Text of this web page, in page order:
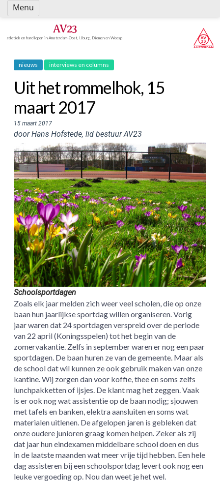
Spring
naar
AV23
atletiek en hardlopen in Amsterdam-Oost, IJburg, Diemen en Weesp
nieuws interviews en columns
Uit het rommelhok, 15
maart 2017
15 maart 2017
door Hans Hofstede, lid bestuur AV23
Schoolsportdagen
Zoals elk jaar melden zich weer veel scholen, die op onze
baan hun jaarlijkse sportdag willen organiseren. Vorig
jaar waren dat 24 sportdagen verspreid over de periode
van 22 april (Koningsspelen) tot het begin van de
zomervakantie. Zelfs in september waren er nog een paar
sportdagen. De baan huren ze van de gemeente. Maar als
de school dat wil kunnen ze ook gebruik maken van onze
kantine. Wij zorgen dan voor koffie, thee en soms zelfs
lunchpakketten of ijsjes. De klant mag het zeggen. Vaak
is er ook nog wat assistentie op de baan nodig; sjouwen
met tafels en banken, elektra aansluiten en soms wat
materialen uitlenen. De afgelopen jaren is gebleken dat
onze oudere junioren graag komen helpen. Zeker als zij
dat jaar hun eindexamen middelbare school doen en dus
in de laatste maanden wat meer vrije tijd hebben. Een hele
dag assisteren bij een schoolsportdag levert ook nog een
leuke vergoeding op. Nou dan weet je het wel.
Menu